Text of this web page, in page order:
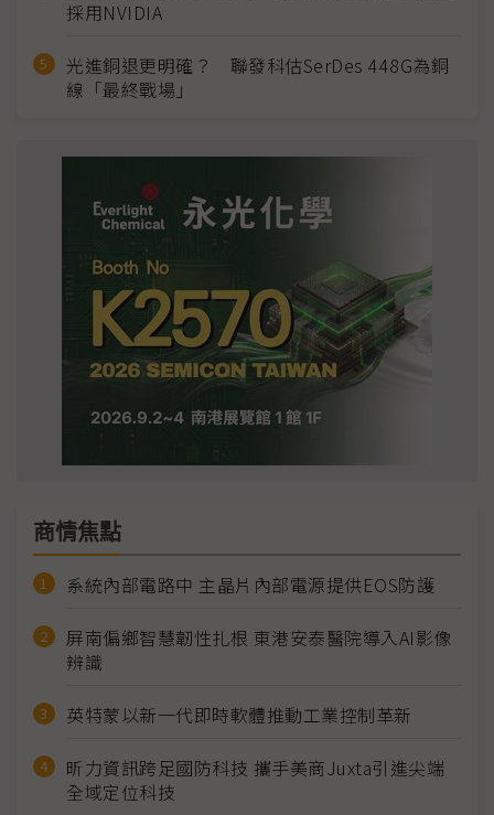
採用NVIDIA
光進銅退更明確？ 聯發科估SerDes 448G為銅
線「最終戰場」
商情焦點
系統內部電路中 主晶片內部電源提供EOS防護
屏南偏鄉智慧韌性扎根 東港安泰醫院導入AI影像
辨識
英特蒙以新一代即時軟體推動工業控制革新
昕力資訊跨足國防科技 攜手美商Juxta引進尖端
全域定位科技